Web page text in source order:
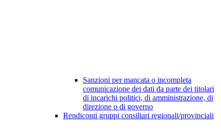
Sanzioni per mancata o incompleta
comunicazione dei dati da parte dei titolari
di incarichi politici, di amministrazione, di
direzione o di governo
Rendiconti gruppi consiliari regionali/provinciali